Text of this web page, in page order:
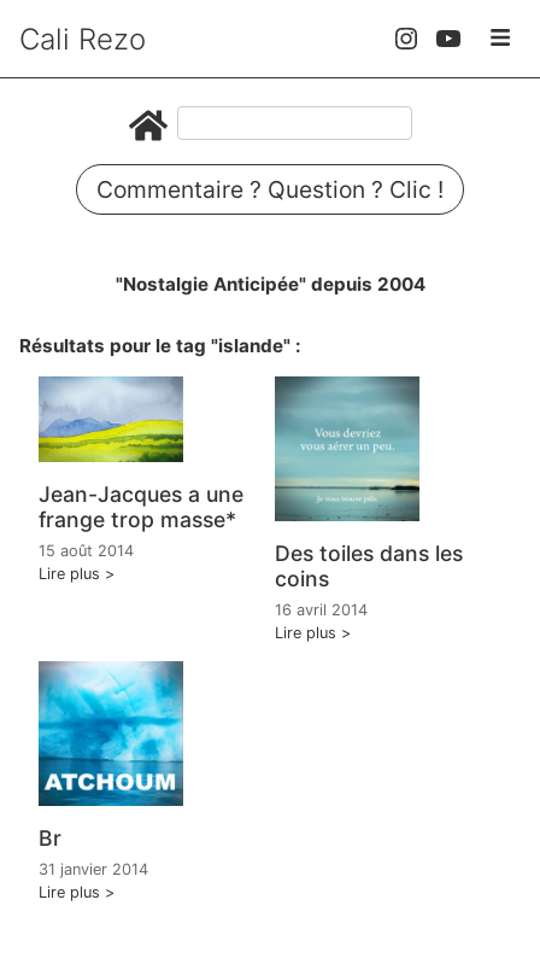
Cali Rezo
Commentaire ? Question ? Clic !
"Nostalgie Anticipée" depuis 2004
Résultats pour le tag "islande" :
Jean-Jacques a une
frange trop masse*
15 août 2014
Lire plus
Des toiles dans les
coins
16 avril 2014
Lire plus
Br
31 janvier 2014
Lire plus